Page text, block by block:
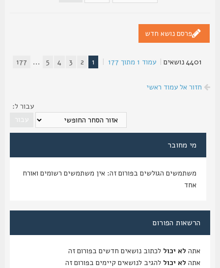
פרסם נושא חדש
| עמוד1מתוך177
|
1
5
...
177
חזור אל עמוד ראשי
עבור ל:
מי מחובר
משתמשים הגולשים בפורום זה: אין משתמשים רשומים ואורח
הרשאות הפורום
לא יכול לכתוב נושאים חדשים בפורום זה
לא יכול להגיב לנושאים קיימים בפורום זה